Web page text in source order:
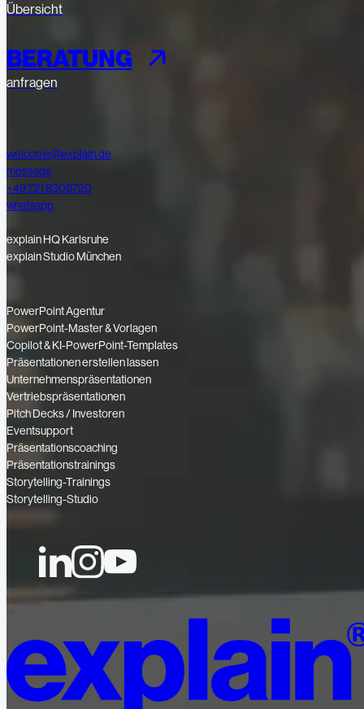
Übersicht
BERATUNG
anfragen
welcome@explain.de
message
+49 721 8308720
whatsapp
explain HQ Karlsruhe
explain Studio München
PowerPoint Agentur
PowerPoint-Master & Vorlagen
Copilot & KI-PowerPoint-Templates
Präsentationen erstellen lassen
Unternehmenspräsentationen
Vertriebspräsentationen
Pitch Decks / Investoren
Eventsupport
Präsentationscoaching
Präsentationstrainings
Storytelling-Trainings
Storytelling-Studio